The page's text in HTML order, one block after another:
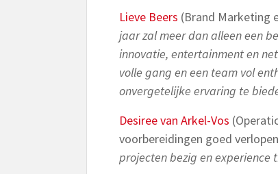
Lieve Beers (Brand Marketing
jaar zal meer dan alleen een
innovatie, entertainment en
volle gang en een team vol
onvergetelijke ervaring te
Desiree van Arkel-Vos
voorbereidingen goed
projecten bezig en experience